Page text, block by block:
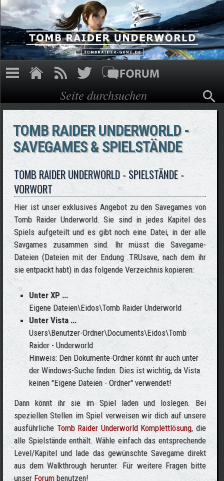
Direkt zum Inhalt
Suchformular
Suche
TOMB RAIDER UNDERWORLD -
SAVEGAMES & SPIELSTÄNDE
TOMB RAIDER UNDERWORLD - SPIELSTÄNDE -
VORWORT
Hier ist unser exklusives Angebot zu den Savegames von
Tomb Raider Underworld. Sie sind in jedes Kapitel des
Spiels aufgeteilt und es gibt noch eine Datei, in der alle
Savgames zusammen sind. Ihr müsst die Savegame-
Dateien (Dateien mit der Endung .TRUsave, nach dem ihr
sie entpackt habt) in das folgende Verzeichnis kopieren:
Unter XP ...
Eigene Dateien\Eidos\Tomb Raider Underworld
Unter Vista ...
Users\Benutzer-Ordner\Documents\Eidos\Tomb
Raider - Underworld
Hinweis: Den Dokumente-Ordner könnt ihr auch unter
der Windows-Suche finden. Dies ist wichtig, da Vista
keinen "Eigene Dateien - Ordner" verwendet!
Dann könnt ihr sie im Spiel laden und loslegen. Bei
speziellen Stellen im Spiel verweisen wir dich auf unsere
ausführliche Tomb Raider Underworld Komplettlösung, die
alle Spielstände enthält. Wähle einfach das entsprechende
Level/Kapitel und lade das gewünschte Savegame direkt
aus dem Walkthrough herunter. Für weitere Fragen bitte
unser Forum benutzen!